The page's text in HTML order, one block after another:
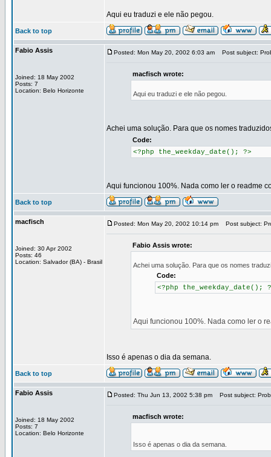
Aqui eu traduzi e ele não pegou.
Back to top
Fabio Assis
Joined: 18 May 2002
Posts: 7
Location: Belo Horizonte
Posted: Mon May 20, 2002 6:03 am Post subject:
macfisch wrote:
Aqui eu traduzi e ele não pegou.
Achei uma solução. Para que os nomes
Code:
<?php the_weekday_date(); ?>
Aqui funcionou 100%. Nada como ler o readme
Back to top
macfisch
Joined: 30 Apr 2002
Posts: 46
Location: Salvador (BA) - Brasil
Posted: Mon May 20, 2002 10:14 pm Post subject:
Fabio Assis wrote:
Achei uma solução. Para que os nomes
Code:
<?php the_weekday_date();
Aqui funcionou 100%. Nada como ler o
Isso é apenas o dia da semana.
Back to top
Fabio Assis
Joined: 18 May 2002
Posts: 7
Location: Belo Horizonte
Posted: Thu Jun 13, 2002 5:38 pm Post subject:
macfisch wrote:
Isso é apenas o dia da semana.